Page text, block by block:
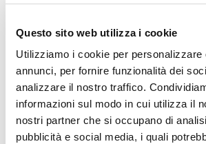
Questo sito web utilizza i cookie
Utilizziamo i cookie per personalizzare
annunci, per fornire funzionalità dei
analizzare il nostro traffico.
informazioni sul modo in cui utilizza il
nostri partner che si occupano di
pubblicità e social media, i quali